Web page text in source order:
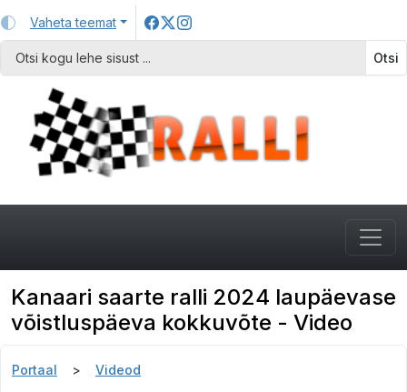
Vaheta teemat
Otsi
Kanaari saarte ralli 2024 laupäevase
võistluspäeva kokkuvõte - Video
Portaal Videod